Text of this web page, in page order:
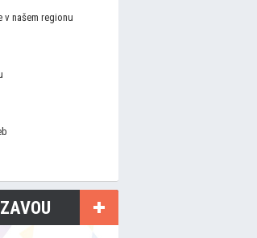
našem regionu